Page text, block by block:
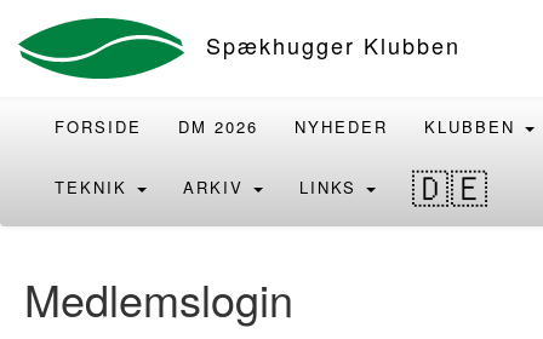
Spækhugger Klubben
FORSIDE DM 2026 NYHEDER KLUBBEN
TEKNIK ARKIV LINKS 🇩🇪
Medlemslogin